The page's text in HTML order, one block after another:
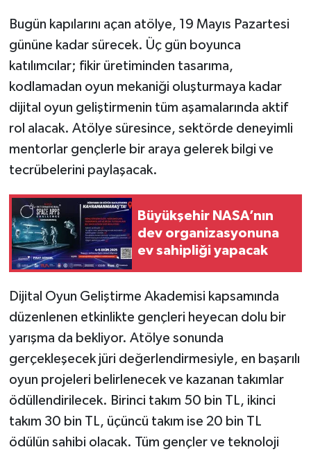
Bugün kapılarını açan atölye, 19 Mayıs Pazartesi
gününe kadar sürecek. Üç gün boyunca
katılımcılar; fikir üretiminden tasarıma,
kodlamadan oyun mekaniği oluşturmaya kadar
dijital oyun geliştirmenin tüm aşamalarında aktif
rol alacak. Atölye süresince, sektörde deneyimli
mentorlar gençlerle bir araya gelerek bilgi ve
tecrübelerini paylaşacak.
Büyükşehir NASA’nın
dev organizasyonuna
ev sahipliği yapacak
Dijital Oyun Geliştirme Akademisi kapsamında
düzenlenen etkinlikte gençleri heyecan dolu bir
yarışma da bekliyor. Atölye sonunda
gerçekleşecek jüri değerlendirmesiyle, en başarılı
oyun projeleri belirlenecek ve kazanan takımlar
ödüllendirilecek. Birinci takım 50 bin TL, ikinci
takım 30 bin TL, üçüncü takım ise 20 bin TL
ödülün sahibi olacak. Tüm gençler ve teknoloji